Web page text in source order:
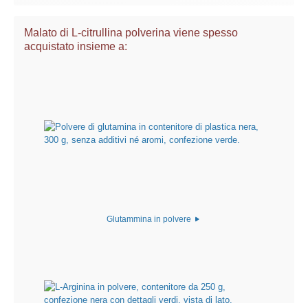
Malato di L-citrullina polverina viene spesso
acquistato insieme a:
Glutammina in polvere